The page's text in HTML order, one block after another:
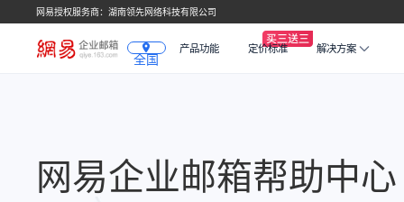
网易授权服务商：湖南领先网络科技有限公司
全国
产品功能 定价标准 解决方案
网易企业邮箱帮助中心